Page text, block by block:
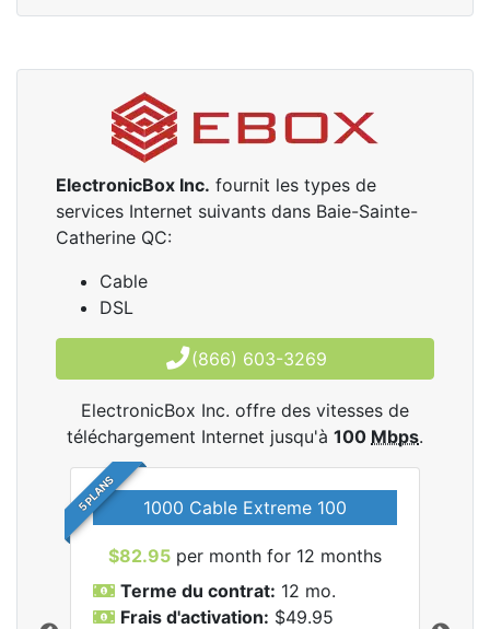
ElectronicBox Inc. fournit les types de
services Internet suivants dans Baie-Sainte-
Catherine QC:
Cable
DSL
(866) 603-3269
ElectronicBox Inc. offre des vitesses de
téléchargement Internet jusqu'à 100 Mbps.
5 PLANS 1000 Cable Extreme 100
$82.95 per month for 12 months
Terme du contrat: 12 mo.
Frais d'activation: $49.95